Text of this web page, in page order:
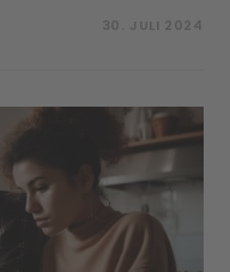
30. JULI 2024